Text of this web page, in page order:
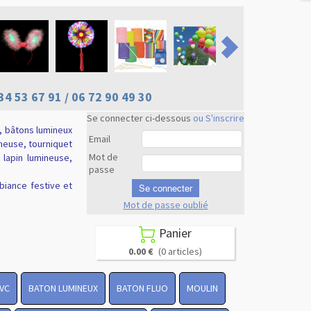
53 67 91 / 06 72 90 49 30
Se connecter ci-dessous ou S'inscrire
Email
Mot de
passe
Se connecter
Mot de passe oublié
lumineux
tourniquet
lumineuse,
festive et
 Panier
0.00 € (0 articles)
BATON LUMINEUX BATON FLUO MOULIN